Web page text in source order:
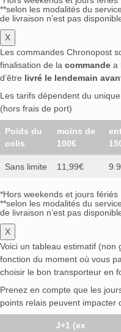
**selon les modalités du
de livraison n’est pas
X
Les commandes Chronopost
finalisation de la commande a
d’être livré le lendemain
Les tarifs dépendent du
(hors frais de port)
Poids du
colis
moins de
100€
Sans limite 11,99€
*Hors weekends et jours fériés
**selon les modalités du
de livraison n’est pas
X
Voici un tableau estimatif (non
fonction du moment où vous
choisir le bon transporteur en
Prenez en compte que les
points relais peuvent impacter
J+1 (ex